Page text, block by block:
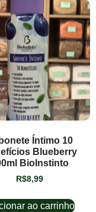
Íntimo 10
Blueberry
BioInstinto
R$8,99
ao carrinho